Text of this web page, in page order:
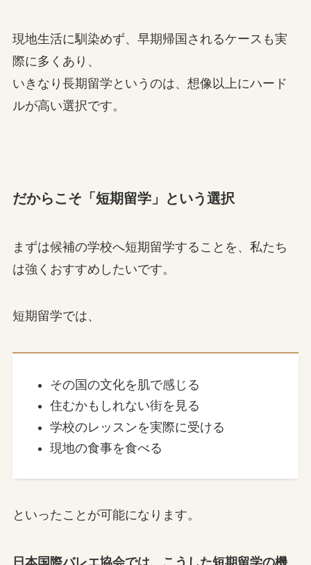
現地生活に馴染めず、早期帰国されるケースも実
際に多くあり、
いきなり長期留学というのは、想像以上にハード
ルが高い選択です。
だからこそ「短期留学」という選択
まずは候補の学校へ短期留学することを、私たち
は強くおすすめしたいです。
短期留学では、
その国の文化を肌で感じる
住むかもしれない街を見る
学校のレッスンを実際に受ける
現地の食事を食べる
といったことが可能になります。